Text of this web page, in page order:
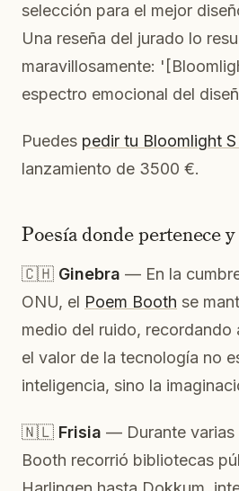
selección para el mejor
Una reseña del jurado lo
maravillosamente:
espectro emocional del
Puedes pedir tu Bloomlight
lanzamiento de 3500 €.
Poesía donde pertenece y
🇨🇭 Ginebra — En la
ONU, el Poem Booth se
medio del ruido, recordando
el valor de la tecnología no
inteligencia, sino la
🇳🇱 Frisia — Durante varias
Booth recorrió bibliotecas